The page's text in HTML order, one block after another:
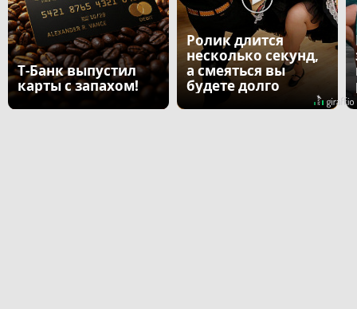
Т-Банк выпустил
карты с запахом!
Ролик длится
несколько секунд,
а смеяться вы
будете долго